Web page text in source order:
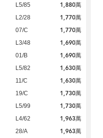
L5/85 1,880萬
L2/28 1,770萬
07/C 1,770萬
L3/48 1,690萬
01/B 1,690萬
L5/82 1,630萬
11/C 1,630萬
19/C 1,730萬
L5/99 1,730萬
L4/62 1,963萬
28/A 1,963萬